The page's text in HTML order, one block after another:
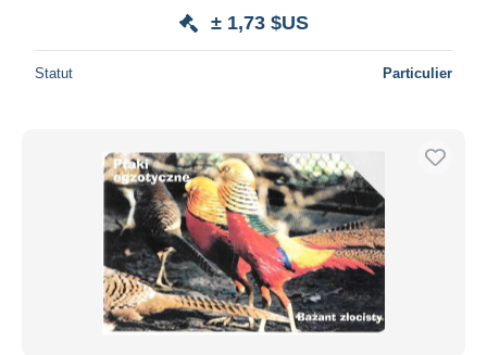
± 1,73 $US
Statut Particulier